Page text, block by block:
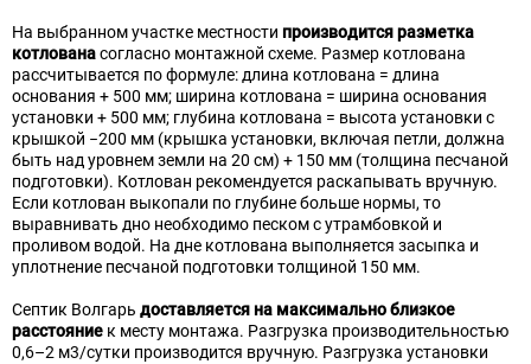
На выбранном участке местности производится разметка
котлованасогласно монтажной схеме. Размер котлована
рассчитывается по формуле: длина котлована = длина
основания + 500 мм; ширина котлована = ширина основания
установки + 500 мм; глубина котлована = высота установки с
крышкой −200 мм (крышка установки, включая петли, должна
быть над уровнем земли на 20 см) + 150 мм (толщина песчаной
подготовки). Котлован рекомендуется раскапывать вручную.
Если котлован выкопали по глубине больше нормы, то
выравнивать дно необходимо песком с утрамбовкой и
проливом водой. На дне котлована выполняется засыпка и
уплотнение песчаной подготовки толщиной 150 мм.
Септик Волгарь доставляется на максимально близкое
расстояние к месту монтажа. Разгрузка производительностью
0,6–2 м3/сутки производится вручную. Разгрузка установки